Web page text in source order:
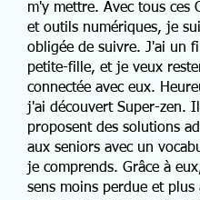
m'y mettre. Avec tous ces
et outils numériques, je
obligée de suivre. J'ai un
petite-fille, et je veux
connectée avec eux.
j'ai découvert Super-zen.
proposent des solutions
aux seniors avec un
je comprends. Grâce à
sens moins perdue et plus